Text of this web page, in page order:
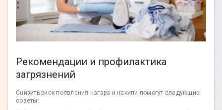
Рекомендации и профилактика
загрязнений
Снизить риск появления нагара и накипи помогут следующие
советы: